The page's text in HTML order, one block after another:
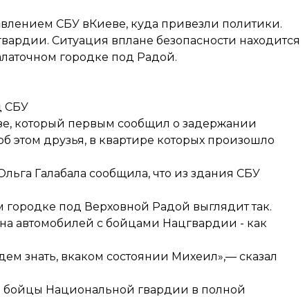
СБУ вКиеве, куда привезли политики.
Ситуация вплане безопасности находится
городке под Радой.
СБУ
который первым сообщил о задержании
этом друзья, в квартире которых произошло
Галабала сообщила, что из здания СБУ
городке под Верховной Радой выглядит так.
автомобилей с бойцами Нацгвардии - как
знать, вкаком состоянии Михеил»,— сказал
бойцы Национальной гвардии в полной